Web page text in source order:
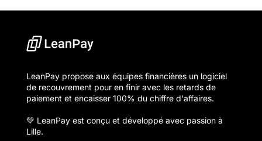
LeanPay propose aux équipes financières un logiciel
de recouvrement pour en finir avec les retards de
paiement et encaisser 100% du chiffre d'affaires.
💚 LeanPay est conçu et développé avec passion à
Lille.